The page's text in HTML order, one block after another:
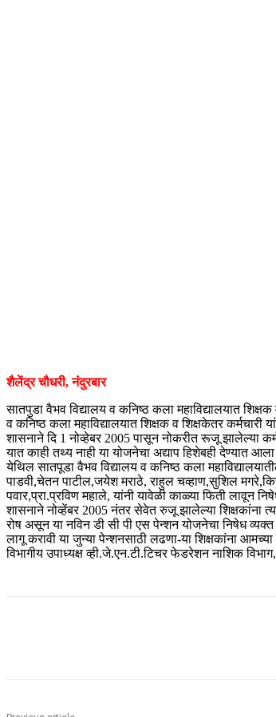
शैलेंद्र चौधरी, नंदुरबार
सातपुडा वैभव विद्यालय व कनिष्ठ कला महाविद्यालयात
व कनिष्ठ कला महाविद्यालयात शिक्षक व शिक्षकेतर
शासनाने दि 1 नोव्हेबर 2005 पासून नोकरीत रूजू झालेल्या
यात काही तथ्य नाही या योजनेचा अद्याप हिशेबही देण्यात
येथिल सातपूडा वैभव विद्यालय व कनिष्ठ कला
पाडवी,चेतन पाटील,जयेश मराठे, राहुल चव्हाण,सुशिल
पवार,प्रा.प्रविण महाले, यांनी यावेळी काळ्या फिती
शासनाने नोव्हेंबर 2005 नंतर सेवेत रुजू झालेल्या शिक्षकांना
रोष असून या नविन डी सी पी एस पेन्शन योजनेचा निषेध
लागू करावी या जुन्या पेन्शनसाठी लढणा-या शिक्षकांना
विभागीय उपाध्यक्ष व्ही.जे.एन.टी.टिचर फेडरेशन नाशिक